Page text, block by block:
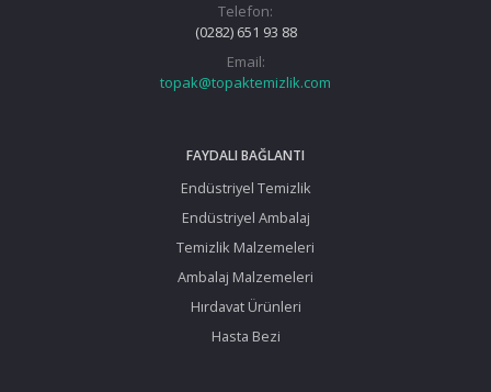
Telefon:
(0282) 651 93 88
Email:
topak@topaktemizlik.com
FAYDALI BAĞLANTI
Endüstriyel Temizlik
Endüstriyel Ambalaj
Temizlik Malzemeleri
Ambalaj Malzemeleri
Hırdavat Ürünleri
Hasta Bezi